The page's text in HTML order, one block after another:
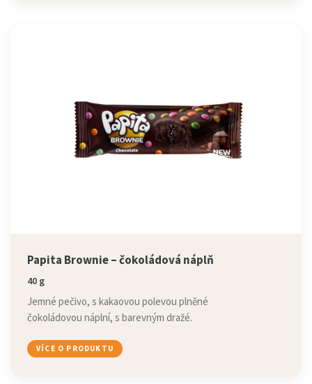
Papita Brownie – čokoládová náplň
40 g
Jemné pečivo, s kakaovou polevou plněné
čokoládovou náplní, s barevným dražé.
VÍCE O PRODUKTU